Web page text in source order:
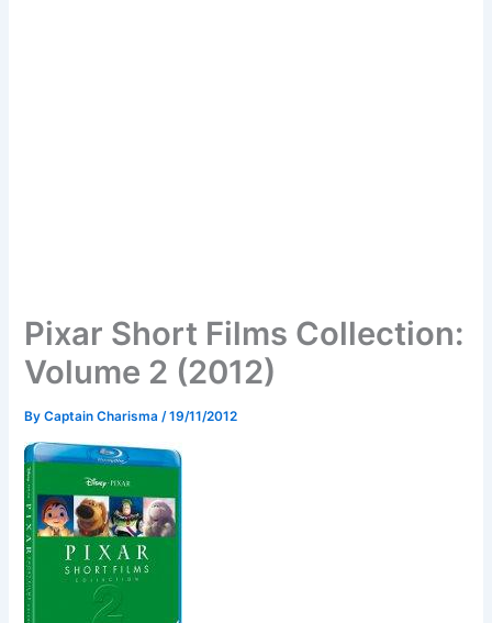
Pixar Short Films Collection:
Volume 2 (2012)
ByCaptain Charisma /19/11/2012